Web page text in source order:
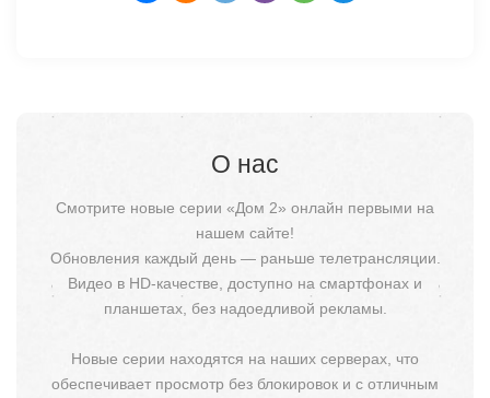
О нас
Смотрите новые серии «Дом 2» онлайн первыми на
нашем сайте!
Обновления каждый день — раньше телетрансляции.
Видео в HD-качестве, доступно на смартфонах и
планшетах, без надоедливой рекламы.
Новые серии находятся на наших серверах, что
обеспечивает просмотр без блокировок и с отличным